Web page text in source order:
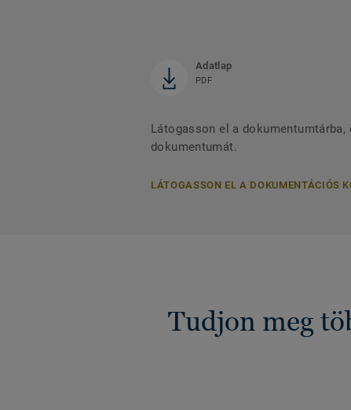
Adatlap
PDF
Látogasson el a
dokumentumát.
LÁTOGASSON EL A DOKUMENTÁCIÓS
Tudjon meg